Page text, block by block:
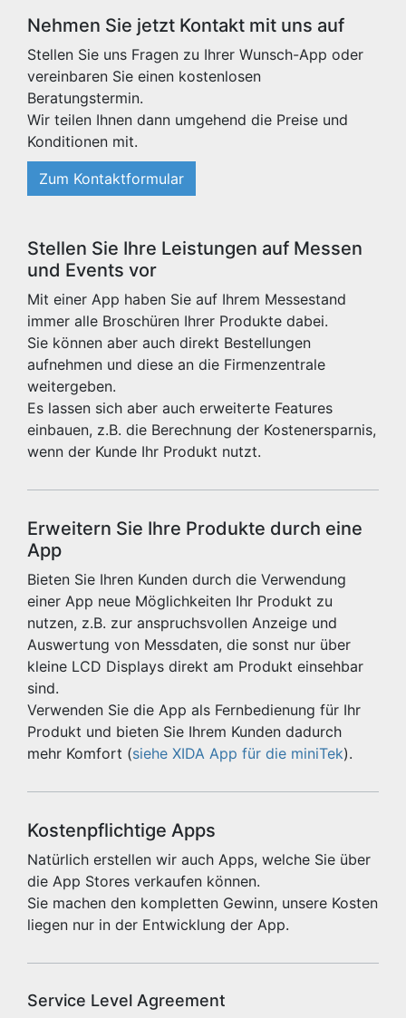
Nehmen Sie jetzt Kontakt mit uns auf
Stellen Sie uns Fragen zu Ihrer Wunsch-App oder
vereinbaren Sie einen kostenlosen
Beratungstermin.
Wir teilen Ihnen dann umgehend die Preise und
Konditionen mit.
Zum Kontaktformular
Stellen Sie Ihre Leistungen auf Messen
und Events vor
Mit einer App haben Sie auf Ihrem Messestand
immer alle Broschüren Ihrer Produkte dabei.
Sie können aber auch direkt Bestellungen
aufnehmen und diese an die Firmenzentrale
weitergeben.
Es lassen sich aber auch erweiterte Features
einbauen, z.B. die Berechnung der Kostenersparnis,
wenn der Kunde Ihr Produkt nutzt.
Erweitern Sie Ihre Produkte durch eine
App
Bieten Sie Ihren Kunden durch die Verwendung
einer App neue Möglichkeiten Ihr Produkt zu
nutzen, z.B. zur anspruchsvollen Anzeige und
Auswertung von Messdaten, die sonst nur über
kleine LCD Displays direkt am Produkt einsehbar
sind.
Verwenden Sie die App als Fernbedienung für Ihr
Produkt und bieten Sie Ihrem Kunden dadurch
mehr Komfort (siehe XIDA App für die miniTek).
Kostenpflichtige Apps
Natürlich erstellen wir auch Apps, welche Sie über
die App Stores verkaufen können.
Sie machen den kompletten Gewinn, unsere Kosten
liegen nur in der Entwicklung der App.
Service Level Agreement